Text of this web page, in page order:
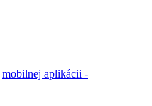
mobilnej aplikácii -